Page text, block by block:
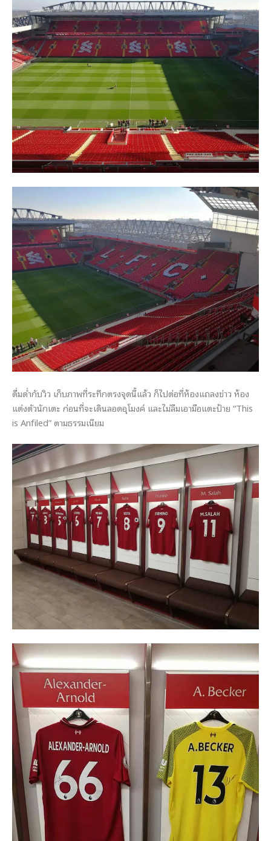
ดื่มด่ำกับวิว เก็บภาพที่ระทึกตรงจุดนี้แล้ว ก็ไปต่อที่ห้องแถลงข่าว ห้อง
แต่งตัวนักเตะ ก่อนที่จะเดินลอดอุโมงค์ และไม่ลืมเอามือแตะป้าย “This
is Anfiled” ตามธรรมเนียม